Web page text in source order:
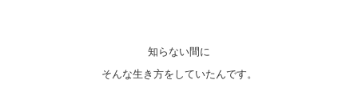
知らない間に
そんな生き方をしていたんです。